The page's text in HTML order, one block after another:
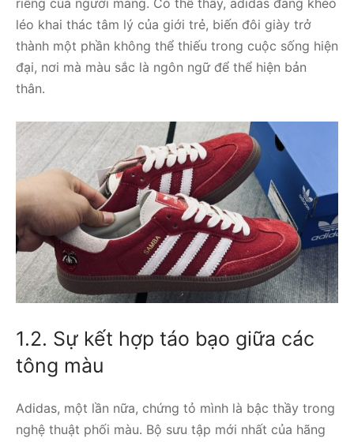
léo khai thác tâm lý của giới trẻ, biến đôi giày trở
thành một phần không thể thiếu trong cuộc sống hiện
đại, nơi mà màu sắc là ngôn ngữ để thể hiện bản
thân.
1.2. Sự kết hợp táo bạo giữa các
tông màu
Adidas, một lần nữa, chứng tỏ mình là bậc thầy trong
nghệ thuật phối màu. Bộ sưu tập mới nhất của hãng